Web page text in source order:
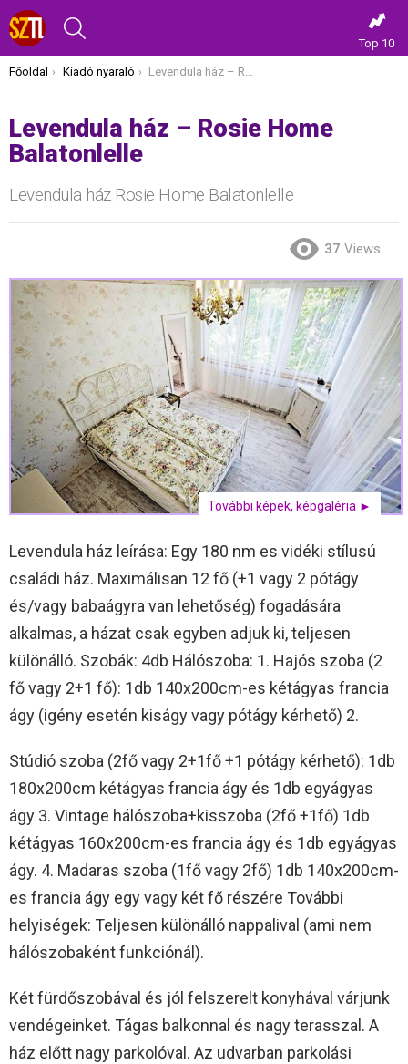
Top 10
Itt vagy most:
Főoldal Kiadó nyaraló Levendula ház – Rosie Home Balatonlelle
Levendula ház – Rosie Home
Balatonlelle
Levendula ház Rosie Home Balatonlelle
37 Views
További képek, képgaléria ►
Levendula ház leírása: Egy 180 nm es vidéki stílusú
családi ház. Maximálisan 12 fő (+1 vagy 2 pótágy
és/vagy babaágyra van lehetőség) fogadására
alkalmas, a házat csak egyben adjuk ki, teljesen
különálló. Szobák: 4db Hálószoba: 1. Hajós szoba (2
fő vagy 2+1 fő): 1db 140x200cm-es kétágyas francia
ágy (igény esetén kiságy vagy pótágy kérhető) 2.
Stúdió szoba (2fő vagy 2+1fő +1 pótágy kérhető): 1db
180x200cm kétágyas francia ágy és 1db egyágyas
ágy 3. Vintage hálószoba+kisszoba (2fő +1fő) 1db
kétágyas 160x200cm-es francia ágy és 1db egyágyas
ágy. 4. Madaras szoba (1fő vagy 2fő) 1db 140x200cm-
es francia ágy egy vagy két fő részére További
helyiségek: Teljesen különálló nappalival (ami nem
hálószobaként funkciónál).
Két fürdőszobával és jól felszerelt konyhával várjunk
vendégeinket. Tágas balkonnal és nagy terasszal. A
ház előtt nagy parkolóval. Az udvarban parkolási